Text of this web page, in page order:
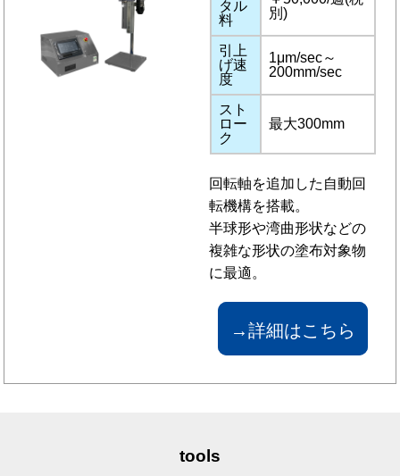
タル
料
別)
引上
げ速
度
1μm/sec～
200mm/sec
スト
ロー
ク
最大300mm
回転軸を追加した自動回
転機構を搭載。
半球形や湾曲形状などの
複雑な形状の塗布対象物
に最適。
→詳細はこちら
tools